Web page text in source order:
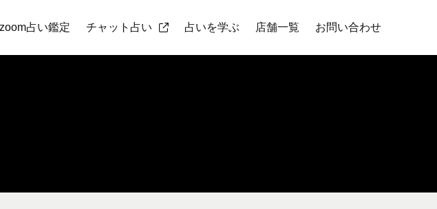
zoom占い鑑定 チャット占い 占いを学ぶ 店舗一覧 お問い合わせ